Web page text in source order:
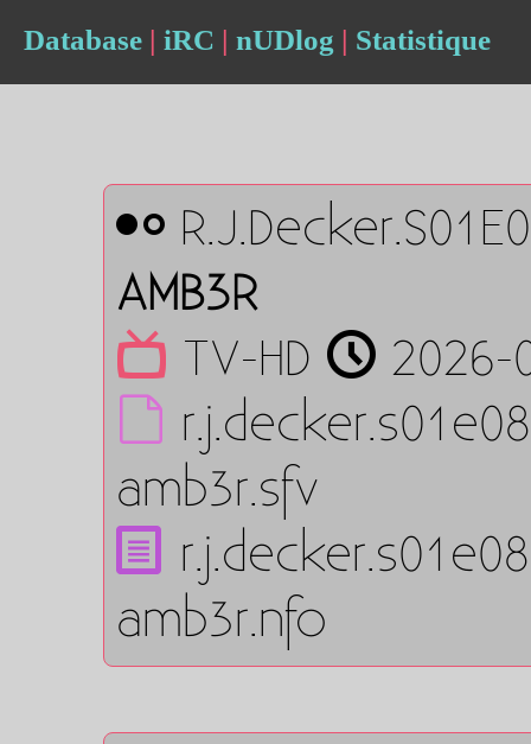
Database | iRC | nUDlog | Statistique
AMB3R
TV-HD
2026-
amb3r.sfv
amb3r.nfo